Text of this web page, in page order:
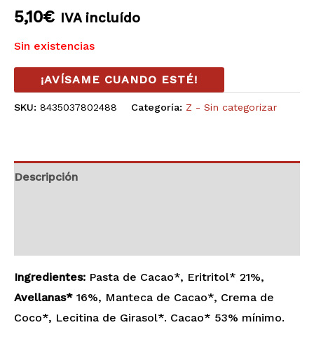
5,10€ IVA incluído
Sin existencias
¡AVÍSAME CUANDO ESTÉ!
SKU: 8435037802488 Categoría: Z - Sin categorizar
Descripción
Ingredientes: Pasta de Cacao*, Eritritol* 21%,
Avellanas* 16%, Manteca de Cacao*, Crema de
Coco*, Lecitina de Girasol*. Cacao* 53% mínimo.